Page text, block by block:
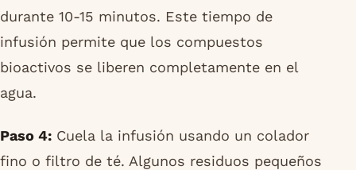
durante 10-15 minutos. Este tiempo de
infusión permite que los compuestos
bioactivos se liberen completamente en el
agua.
Paso 4: Cuela la infusión usando un colador
fino o filtro de té. Algunos residuos pequeños